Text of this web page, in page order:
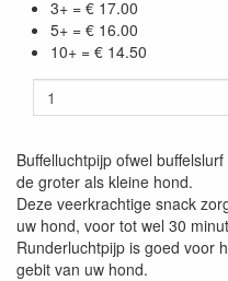
3+ = € 17.00
5+ = € 16.00
10+ = € 14.50
Buffelluchtpijp ofwel
de groter als kleine hond.
Deze veerkrachtige snack
uw hond, voor tot wel 30
Runderluchtpijp is goed voor
gebit van uw hond.